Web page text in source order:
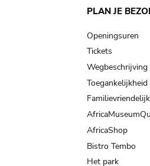
Main
PLAN JE
Openingsuren
Tickets
Wegbeschrijving
Toegankelijkheid
AfricaShop
Bistro Tembo
Het park